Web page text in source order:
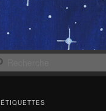
ÉTIQUETTES